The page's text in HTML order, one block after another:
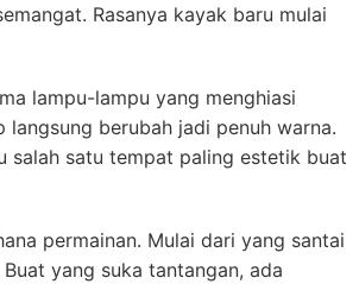
Rasanya kayak baru mulai
lampu-lampu yang menghiasi
berubah jadi penuh warna.
salah satu tempat paling estetik buat
permainan. Mulai dari yang santai
yang suka tantangan, ada